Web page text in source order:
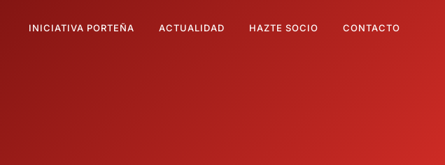
INICIATIVA PORTEÑA ACTUALIDAD HAZTE SOCIO CONTACTO